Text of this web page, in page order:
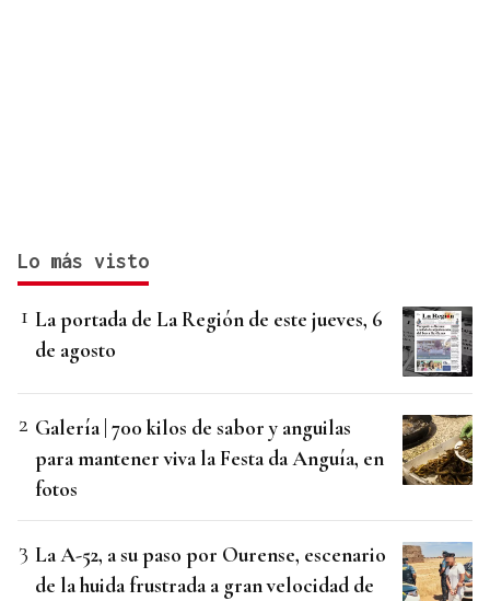
Lo más visto
La portada de La Región de este jueves, 6
de agosto
Galería | 700 kilos de sabor y anguilas
para mantener viva la Festa da Anguía, en
fotos
La A-52, a su paso por Ourense, escenario
de la huida frustrada a gran velocidad de